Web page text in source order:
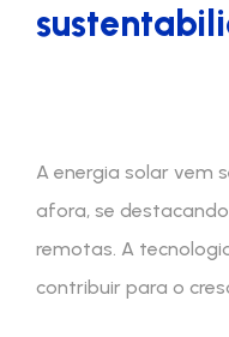
A energia solar vem
afora, se
remotas. A
contribuir para o